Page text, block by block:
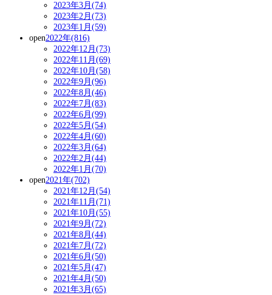
2023年3月(74)
2023年2月(73)
2023年1月(59)
open2022年(816)
2022年12月(73)
2022年11月(69)
2022年10月(58)
2022年9月(96)
2022年8月(46)
2022年7月(83)
2022年6月(99)
2022年5月(54)
2022年4月(60)
2022年3月(64)
2022年2月(44)
2022年1月(70)
open2021年(702)
2021年12月(54)
2021年11月(71)
2021年10月(55)
2021年9月(72)
2021年8月(44)
2021年7月(72)
2021年6月(50)
2021年5月(47)
2021年4月(50)
2021年3月(65)